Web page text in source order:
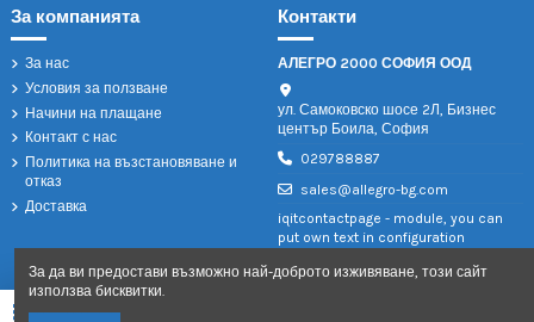
За компанията
За нас
Условия за ползване
Начини на плащане
Контакт с нас
Политика на възстановяване и
отказ
Доставка
Контакти
АЛЕГРО 2000 СОФИЯ ООД
ул. Самоковско шосе 2Л, Бизнес
център Боила, София
029788887
sales@allegro-bg.com
iqitcontactpage - module, you can
put own text in configuration
За да ви предостави възможно най-доброто изживяване, този сайт
използва бисквитки.